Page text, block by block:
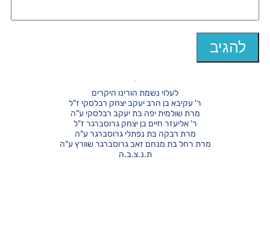
לעלוי נשמת הורינו היקרים
ר' עקיבא בן הרב יעקב יצחק רבלסקי ז"ל
מרת שולמית יפה בת יעקב רבלסקי ע"ה
ר' אליעזר חיים בן יצחק גרוסברגר ז"ל
מרת רבקה בת נפתלי גרוסברגר ע"ה
מרת רחל בת מנחם זאב גרוסברגר שוורץ ע"ה
ת.נ.צ.ב.ה